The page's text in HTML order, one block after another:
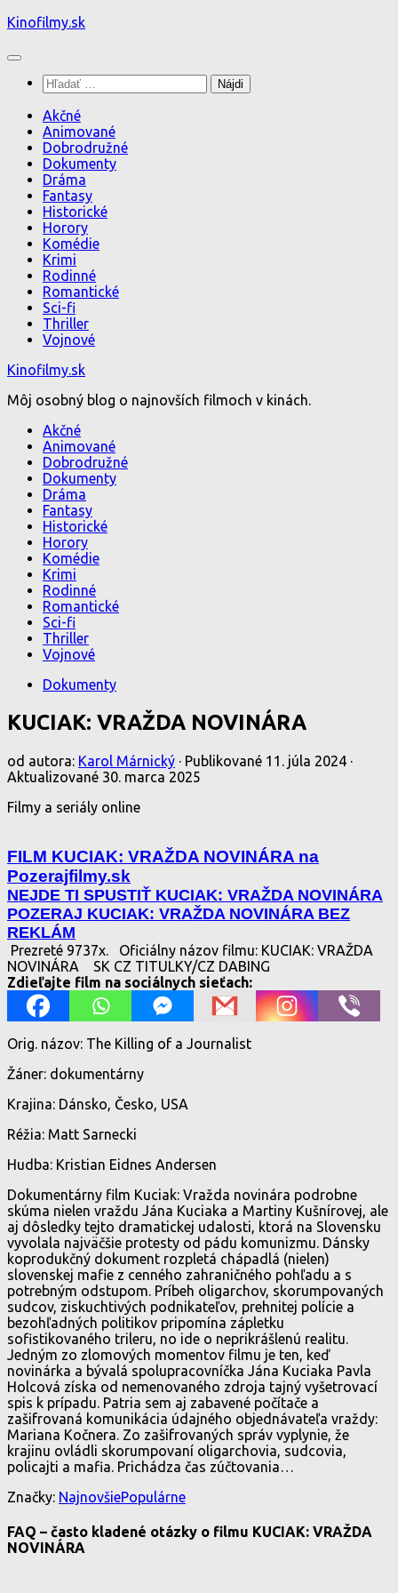
Preskočiť
obsah
Kinofilmy.sk
Hľadať:
Akčné
Animované
Dobrodružné
Dokumenty
Dráma
Fantasy
Historické
Horory
Komédie
Krimi
Rodinné
Romantické
Sci-fi
Thriller
Vojnové
Kinofilmy.sk
Môj osobný blog o najnovších filmoch v kinách.
Akčné
Animované
Dobrodružné
Dokumenty
Dráma
Fantasy
Historické
Horory
Komédie
Krimi
Rodinné
Romantické
Sci-fi
Thriller
Vojnové
Dokumenty
KUCIAK: VRAŽDA NOVINÁRA
od autora: Karol Márnický · Publikované 11. júla 2024 ·
Aktualizované 30. marca 2025
Filmy a seriály online
FILM KUCIAK: VRAŽDA NOVINÁRA na
Pozerajfilmy.sk
NEJDE TI SPUSTIŤ KUCIAK: VRAŽDA NOVINÁRA
POZERAJ KUCIAK: VRAŽDA NOVINÁRA BEZ
REKLÁM
Prezreté 9737x.
Oficiálny názov filmu: KUCIAK: VRAŽDA
NOVINÁRA
SK CZ TITULKY/CZ DABING
Zdieľajte film na sociálnych sieťach:
Orig. názov: The Killing of a Journalist
Žáner: dokumentárny
Krajina: Dánsko, Česko, USA
Réžia: Matt Sarnecki
Hudba: Kristian Eidnes Andersen
Dokumentárny film Kuciak: Vražda novinára podrobne
skúma nielen vraždu Jána Kuciaka a Martiny Kušnírovej, ale
aj dôsledky tejto dramatickej udalosti, ktorá na Slovensku
vyvolala najväčšie protesty od pádu komunizmu. Dánsky
koprodukčný dokument rozpletá chápadlá (nielen)
slovenskej mafie z cenného zahraničného pohľadu a s
potrebným odstupom. Príbeh oligarchov, skorumpovaných
sudcov, ziskuchtivých podnikateľov, prehnitej polície a
bezohľadných politikov pripomína zápletku
sofistikovaného trileru, no ide o neprikrášlenú realitu.
Jedným zo zlomových momentov filmu je ten, keď
novinárka a bývalá spolupracovníčka Jána Kuciaka Pavla
Holcová získa od nemenovaného zdroja tajný vyšetrovací
spis k prípadu. Patria sem aj zabavené počítače a
zašifrovaná komunikácia údajného objednávateľa vraždy:
Mariana Kočnera. Zo zašifrovaných správ vyplynie, že
krajinu ovládli skorumpovaní oligarchovia, sudcovia,
policajti a mafia. Prichádza čas zúčtovania…
Značky: NajnovšiePopulárne
FAQ – často kladené otázky o filmu KUCIAK: VRAŽDA
NOVINÁRA